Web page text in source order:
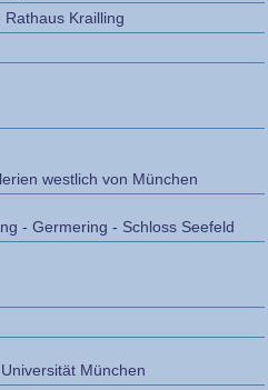
Krailling
westlich von München
- Germering - Schloss Seefeld
München